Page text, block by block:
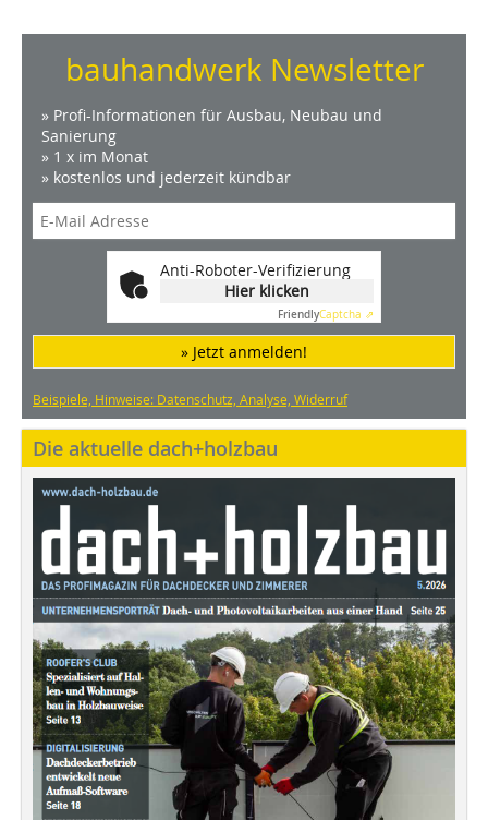
bauhandwerk Newsletter
» Profi-Informationen für Ausbau, Neubau und
Sanierung
» 1 x im Monat
» kostenlos und jederzeit kündbar
Anti-Roboter-Verifizierung
Hier klicken
FriendlyCaptcha ⇗
» Jetzt anmelden!
Beispiele, Hinweise: Datenschutz, Analyse, Widerruf
Die aktuelle dach+holzbau